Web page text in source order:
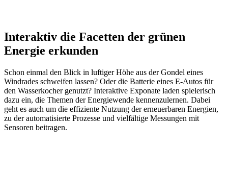
Interaktiv die Facetten der grünen
Energie erkunden
Schon einmal den Blick in luftiger Höhe aus der Gondel eines
Windrades schweifen lassen? Oder die Batterie eines E-Autos für
den Wasserkocher genutzt? Interaktive Exponate laden spielerisch
dazu ein, die Themen der Energiewende kennenzulernen. Dabei
geht es auch um die effiziente Nutzung der erneuerbaren Energien,
zu der automatisierte Prozesse und vielfältige Messungen mit
Sensoren beitragen.